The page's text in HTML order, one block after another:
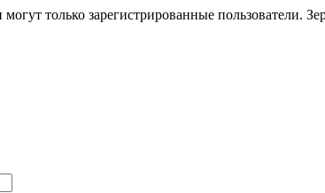
только зарегистрированные пользователи.